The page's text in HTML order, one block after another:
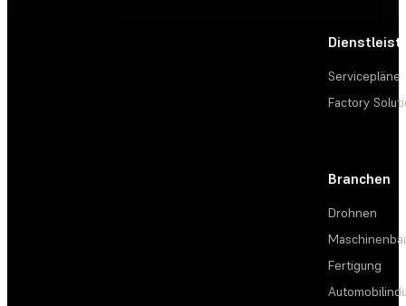
Servicepläne
Factory
Branchen
Drohnen
Fertigung